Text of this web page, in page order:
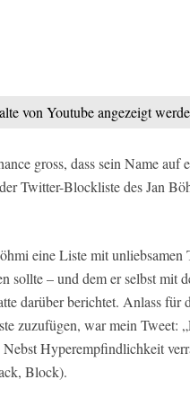
von Youtube angezeigt
gross, dass sein Name auf
Twitter-Blockliste des Jan
eine Liste mit unliebsamen
sollte – und dem er selbst mit
darüber berichtet. Anlass für
zuzufügen, war mein Tweet:
Hyperempfindlichkeit
Block).